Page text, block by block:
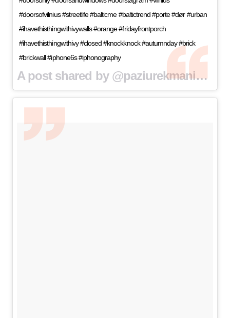
#doorsofvilnius #streetlife #balticme #baltictrend #porte #dør #urban
#ihavethisthingwithivywalls #orange #fridayfrontporch
#ihavethisthingwithivy #closed #knockknock #autumnday #brick
#brickwall #iphone6s #iphonography
A post shared by @paziurekmaniduris on